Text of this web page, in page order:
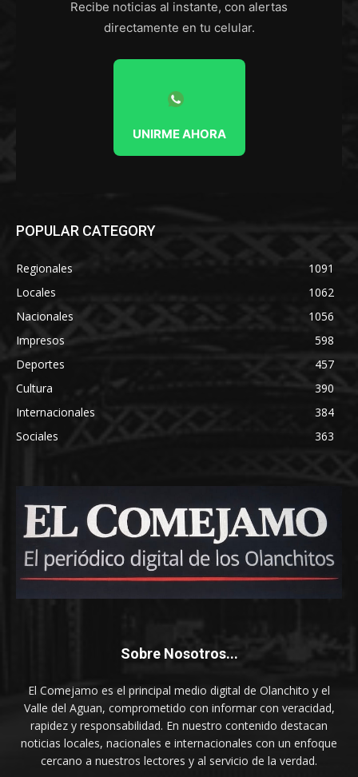
Recibe noticias al instante, con alertas
directamente en tu celular.
UNIRME AHORA
POPULAR CATEGORY
Regionales
1091
Locales
1062
Nacionales
1056
Impresos
598
Deportes
457
Cultura
390
Internacionales
384
Sociales
363
Sobre Nosotros...
El Comejamo es el principal medio digital de Olanchito y el
Valle del Aguan, comprometido con informar con veracidad,
rapidez y responsabilidad. En nuestro contenido destacan
noticias locales, nacionales e internacionales con un enfoque
cercano a nuestros lectores y al servicio de la verdad.